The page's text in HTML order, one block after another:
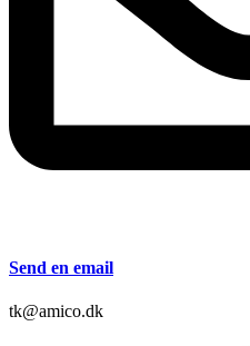
Send en email
tk@amico.dk